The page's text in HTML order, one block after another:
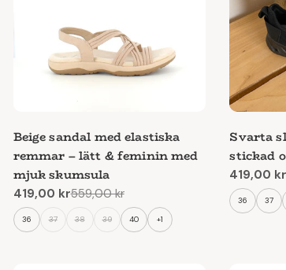
Beige sandal med elastiska
remmar – lätt & feminin med
mjuk skumsula
Reapris
419,00 kr
Ordinarie
pris
559,00 kr
36 37 38 39 40 +1
Svarta
stickad
Reapris
419,00
Ordinarie
pris
36 37